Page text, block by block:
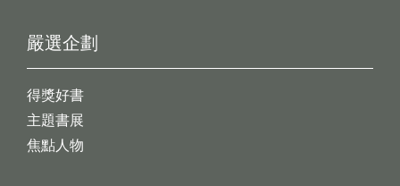
嚴選企劃
得獎好書
主題書展
焦點人物